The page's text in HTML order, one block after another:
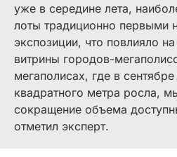
уже в середине лета,
лоты традиционно первыми
экспозиции, что повлияло
витрины городов-
мегаполисах, где в
квадратного метра росла,
сокращение объема
отметил эксперт.